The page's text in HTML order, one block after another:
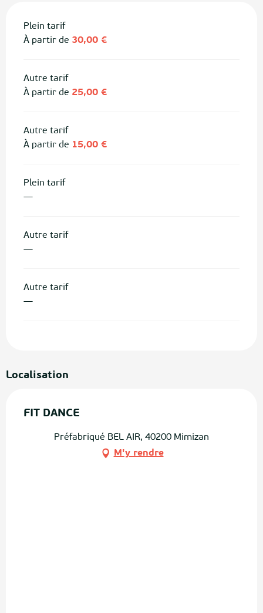
Plein tarif
À partir de 30,00 €
Autre tarif
À partir de 25,00 €
Autre tarif
À partir de 15,00 €
Plein tarif
—
Autre tarif
—
Autre tarif
—
Localisation
FIT DANCE
Préfabriqué BEL AIR, 40200 Mimizan
M'y rendre